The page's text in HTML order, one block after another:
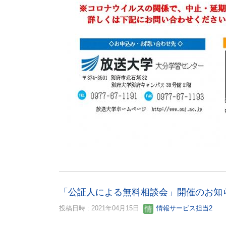
「公証人による無料相談会」開催のお知
投稿日時 : 2021年04月15日 情報サービス担当2